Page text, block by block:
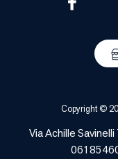
Copyright ©
Via Achille